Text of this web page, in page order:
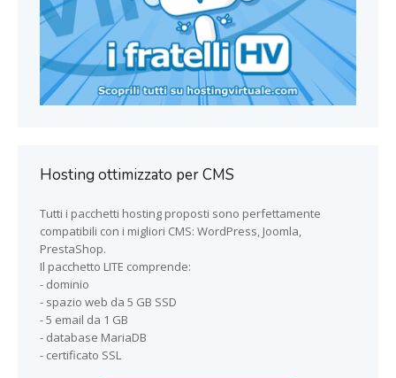
Hosting ottimizzato per CMS
Tutti i pacchetti hosting proposti sono perfettamente
compatibili con i migliori CMS: WordPress, Joomla,
PrestaShop.
Il pacchetto LITE comprende:
- dominio
- spazio web da 5 GB SSD
- 5 email da 1 GB
- database MariaDB
- certificato SSL